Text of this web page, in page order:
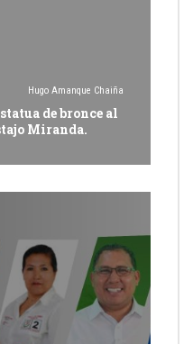
Hugo Amanque Chaiña
de bronce al
Miranda.